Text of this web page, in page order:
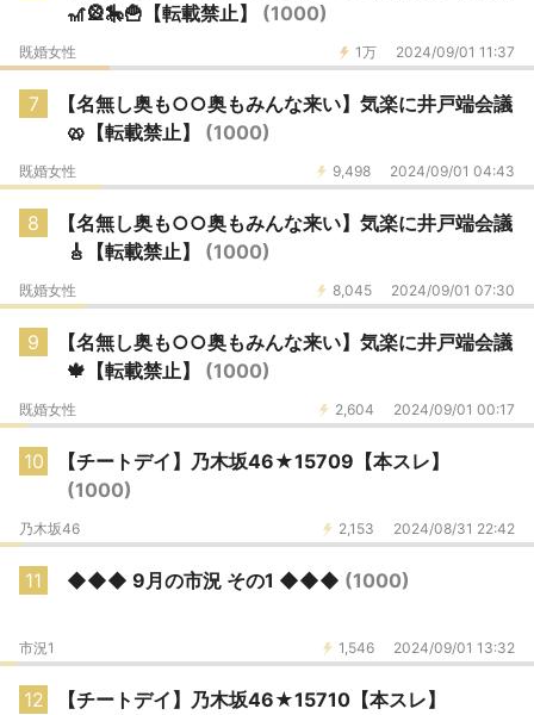
🎢🎡🎠🍟【転載禁止】 (1000)
1万 2024/09/01 11:37
既婚女性
7
【名無し奥も○○奥もみんな来い】気楽に井戸端会議
🥨【転載禁止】 (1000)
9,498 2024/09/01 04:43
既婚女性
8
【名無し奥も○○奥もみんな来い】気楽に井戸端会議
🎸【転載禁止】 (1000)
8,045 2024/09/01 07:30
既婚女性
9
【名無し奥も○○奥もみんな来い】気楽に井戸端会議
🍁【転載禁止】 (1000)
2,604 2024/09/01 00:17
既婚女性
10
【チートデイ】乃木坂46★15709【本スレ】
(1000)
2,153 2024/08/31 22:42
乃木坂46
11 ◆◆◆ 9月の市況 その1 ◆◆◆ (1000)
1,546 2024/09/01 13:32
市況1
12
【チートデイ】乃木坂46★15710【本スレ】